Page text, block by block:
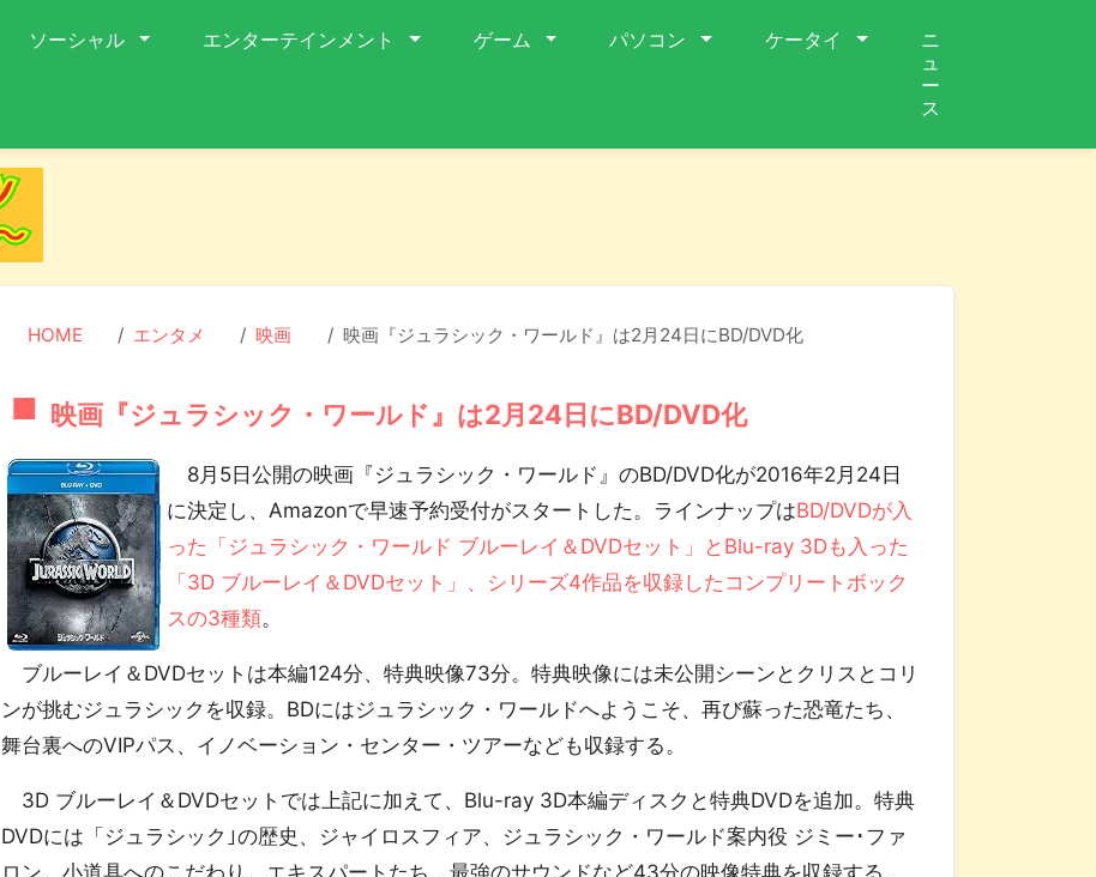
ソーシャル エンターテインメント ゲーム パソコン ケータイ
ニ
ュ
ー
ス
HOME エンタメ 映画 映画『ジュラシック・ワールド』は2月24日にBD/DVD化
映画『ジュラシック・ワールド』は2月24日にBD/DVD化
8月5日公開の映画『ジュラシック・ワールド』のBD/DVD化が2016年2月24日
に決定し、Amazonで早速予約受付がスタートした。ラインナップはBD/DVDが入
った「ジュラシック・ワールド ブルーレイ＆DVDセット」とBlu-ray 3Dも入った
「3D ブルーレイ＆DVDセット」、シリーズ4作品を収録したコンプリートボック
スの3種類。
ブルーレイ＆DVDセットは本編124分、特典映像73分。特典映像には未公開シーンとクリスとコリ
ンが挑むジュラシックを収録。BDにはジュラシック・ワールドへようこそ、再び蘇った恐竜たち、
舞台裏へのVIPパス、イノベーション・センター・ツアーなども収録する。
3D ブルーレイ＆DVDセットでは上記に加えて、Blu-ray 3D本編ディスクと特典DVDを追加。特典
DVDには「ジュラシック｣の歴史、ジャイロスフィア、ジュラシック・ワールド案内役 ジミー･ファ